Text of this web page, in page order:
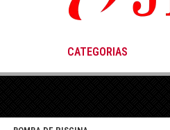
CATEGORIAS